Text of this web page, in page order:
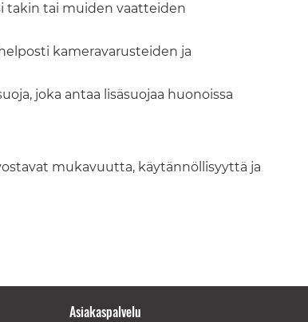
takin tai muiden vaatteiden
kameravarusteiden ja
joka antaa lisäsuojaa huonoissa
mukavuutta, käytännöllisyyttä ja
Asiakaspalvelu